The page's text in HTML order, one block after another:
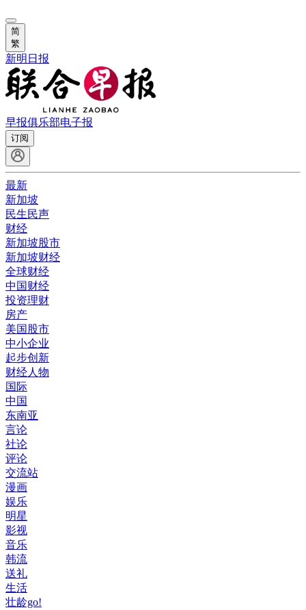
简
繁
新明日报
早报俱乐部电子报
订阅
最新
新加坡
民生民声
财经
新加坡股市
新加坡财经
全球财经
中国财经
投资理财
房产
美国股市
中小企业
起步创新
财经人物
国际
中国
东南亚
言论
社论
评论
交流站
漫画
娱乐
明星
影视
音乐
韩流
送礼
生活
壮龄go!